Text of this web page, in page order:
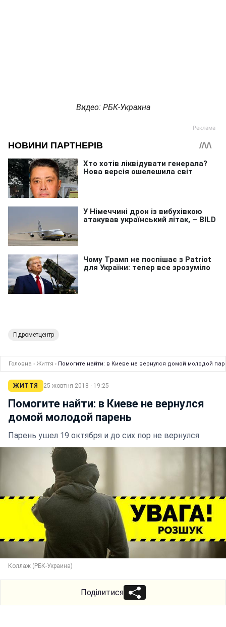
Видео: РБК-Украина
Гідрометцентр
Головна › Життя › Помогите найти: в Киеве не вернулся домой молодой
ЖИТТЯ 25 жовтня 2018 · 19:25
Помогите найти: в Киеве не вернулся
домой молодой парень
Парень ушел 19 октября и до сих пор не вернулся
Коллаж (РБК-Украина)
Поділитися